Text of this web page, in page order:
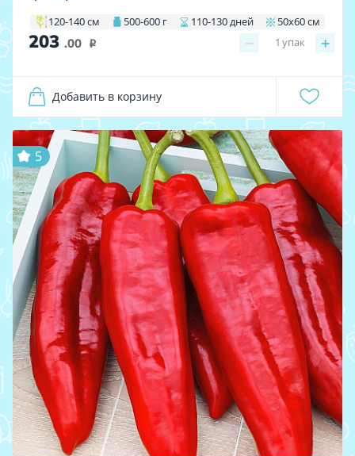
120-140 см 500-600 г 110-130 дней 50х60 см
203 .00 i − +
1 упак
Добавить в корзину
5